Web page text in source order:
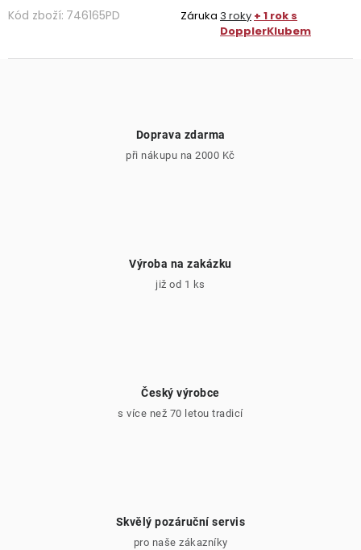
Kód zboží: 746165PD Záruka 3 roky + 1 rok s
DopplerKlubem
Doprava zdarma
při nákupu na 2000 Kč
Výroba na zakázku
již od 1 ks
Český výrobce
s více než 70 letou tradicí
Skvělý pozáruční servis
pro naše zákazníky